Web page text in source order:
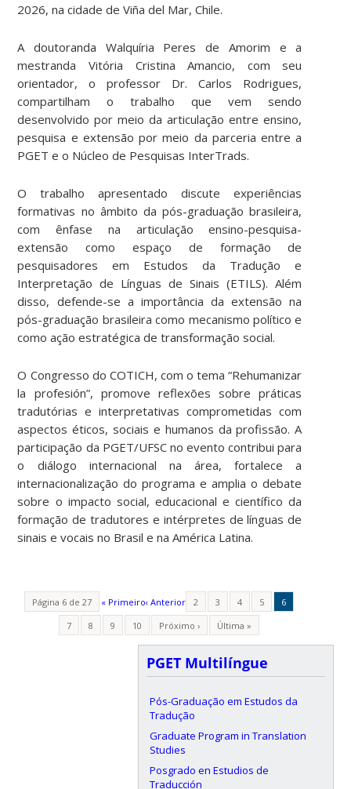
2026, na cidade de Viña del Mar, Chile.
A doutoranda Walquíria Peres de Amorim e a
mestranda Vitória Cristina Amancio, com seu
orientador, o professor Dr. Carlos Rodrigues,
compartilham o trabalho que vem sendo
desenvolvido por meio da articulação entre ensino,
pesquisa e extensão por meio da parceria entre a
PGET e o Núcleo de Pesquisas InterTrads.
O trabalho apresentado discute experiências
formativas no âmbito da pós-graduação brasileira,
com ênfase na articulação ensino-pesquisa-
extensão como espaço de formação de
pesquisadores em Estudos da Tradução e
Interpretação de Línguas de Sinais (ETILS). Além
disso, defende-se a importância da extensão na
pós-graduação brasileira como mecanismo político e
como ação estratégica de transformação social.
O Congresso do COTICH, com o tema “Rehumanizar
la profesión”, promove reflexões sobre práticas
tradutórias e interpretativas comprometidas com
aspectos éticos, sociais e humanos da profissão. A
participação da PGET/UFSC no evento contribui para
o diálogo internacional na área, fortalece a
internacionalização do programa e amplia o debate
sobre o impacto social, educacional e científico da
formação de tradutores e intérpretes de línguas de
sinais e vocais no Brasil e na América Latina.
Página 6 de 27 « Primeiro‹ Anterior 2 3 4 5
6
7
8 9 10 Próximo › Última »
PGET Multilíngue
Pós-Graduação em Estudos da
Tradução
Graduate Program in Translation
Studies
Posgrado en Estudios de
Traducción